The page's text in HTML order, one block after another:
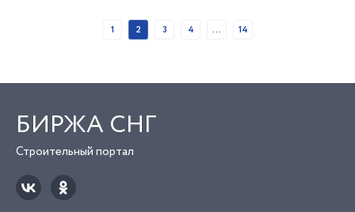
1 2 3 4 ... 14
БИРЖА СНГ
Строительный портал